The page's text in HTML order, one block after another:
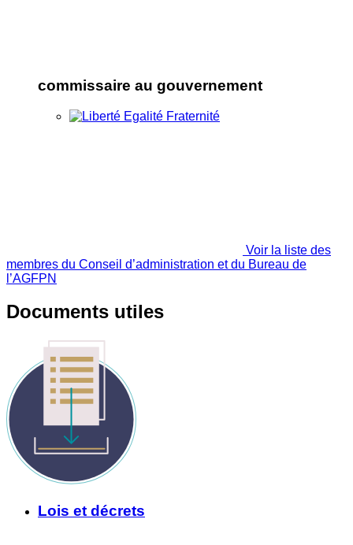
commissaire au gouvernement
Voir la liste des
membres du Conseil d’administration et du Bureau de
l’AGFPN
Documents utiles
Lois et décrets